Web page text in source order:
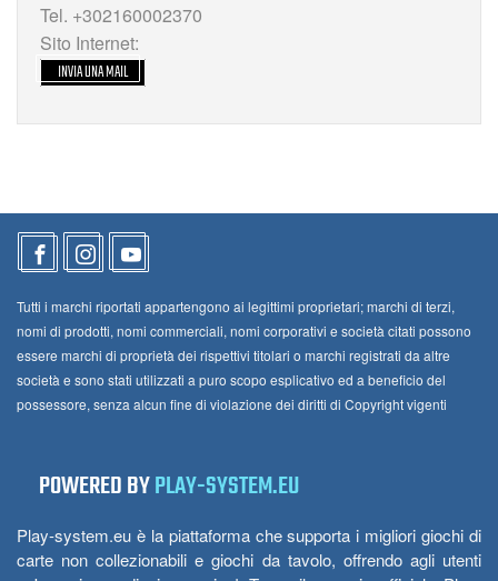
Tel. +302160002370
Sito Internet:
INVIA UNA MAIL
Tutti i marchi riportati appartengono ai legittimi proprietari; marchi di terzi,
nomi di prodotti, nomi commerciali, nomi corporativi e società citati possono
essere marchi di proprietà dei rispettivi titolari o marchi registrati da altre
società e sono stati utilizzati a puro scopo esplicativo ed a beneficio del
possessore, senza alcun fine di violazione dei diritti di Copyright vigenti
POWERED BYPLAY-SYSTEM.EU
Play-system.eu è la piattaforma che supporta i migliori giochi di
carte non collezionabili e giochi da tavolo, offrendo agli utenti